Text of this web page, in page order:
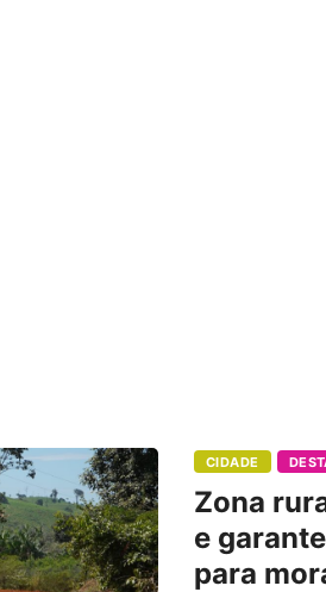
CIDADE
Zona
e
para